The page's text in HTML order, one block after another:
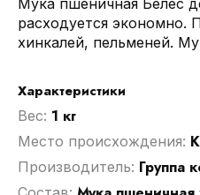
Мука пшеничная Белес
расходуется экономно.
хинкалей, пельменей.
Характеристики
Вес: 1 кг
Место происхождения:
Производитель: Группа